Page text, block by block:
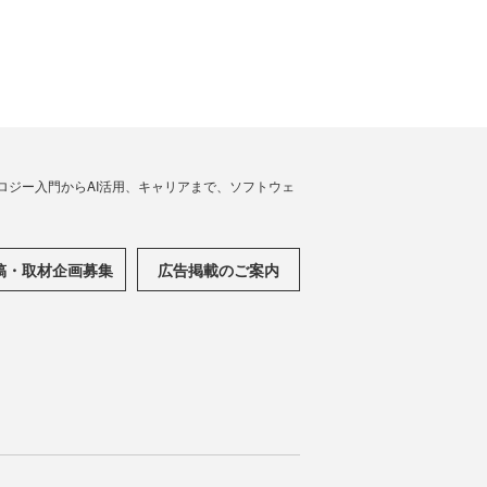
ー入門からAI活用、キャリアまで、ソフトウェ
・取材企画募集 広告掲載のご案内